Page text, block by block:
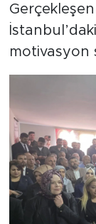
motivasyon